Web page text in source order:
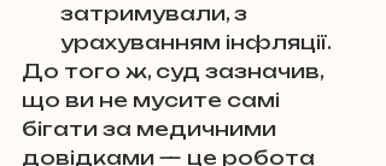
затримували, з
урахуванням інфляції.
До того ж, суд зазначив,
що ви не мусите самі
бігати за медичними
довідками — це робота